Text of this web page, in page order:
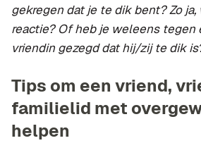
gekregen dat je te dik bent? Zo
reactie? Of heb je weleens tegen
vriendin gezegd dat hij/zij te dik
Tips om een vriend,
familielid met
helpen